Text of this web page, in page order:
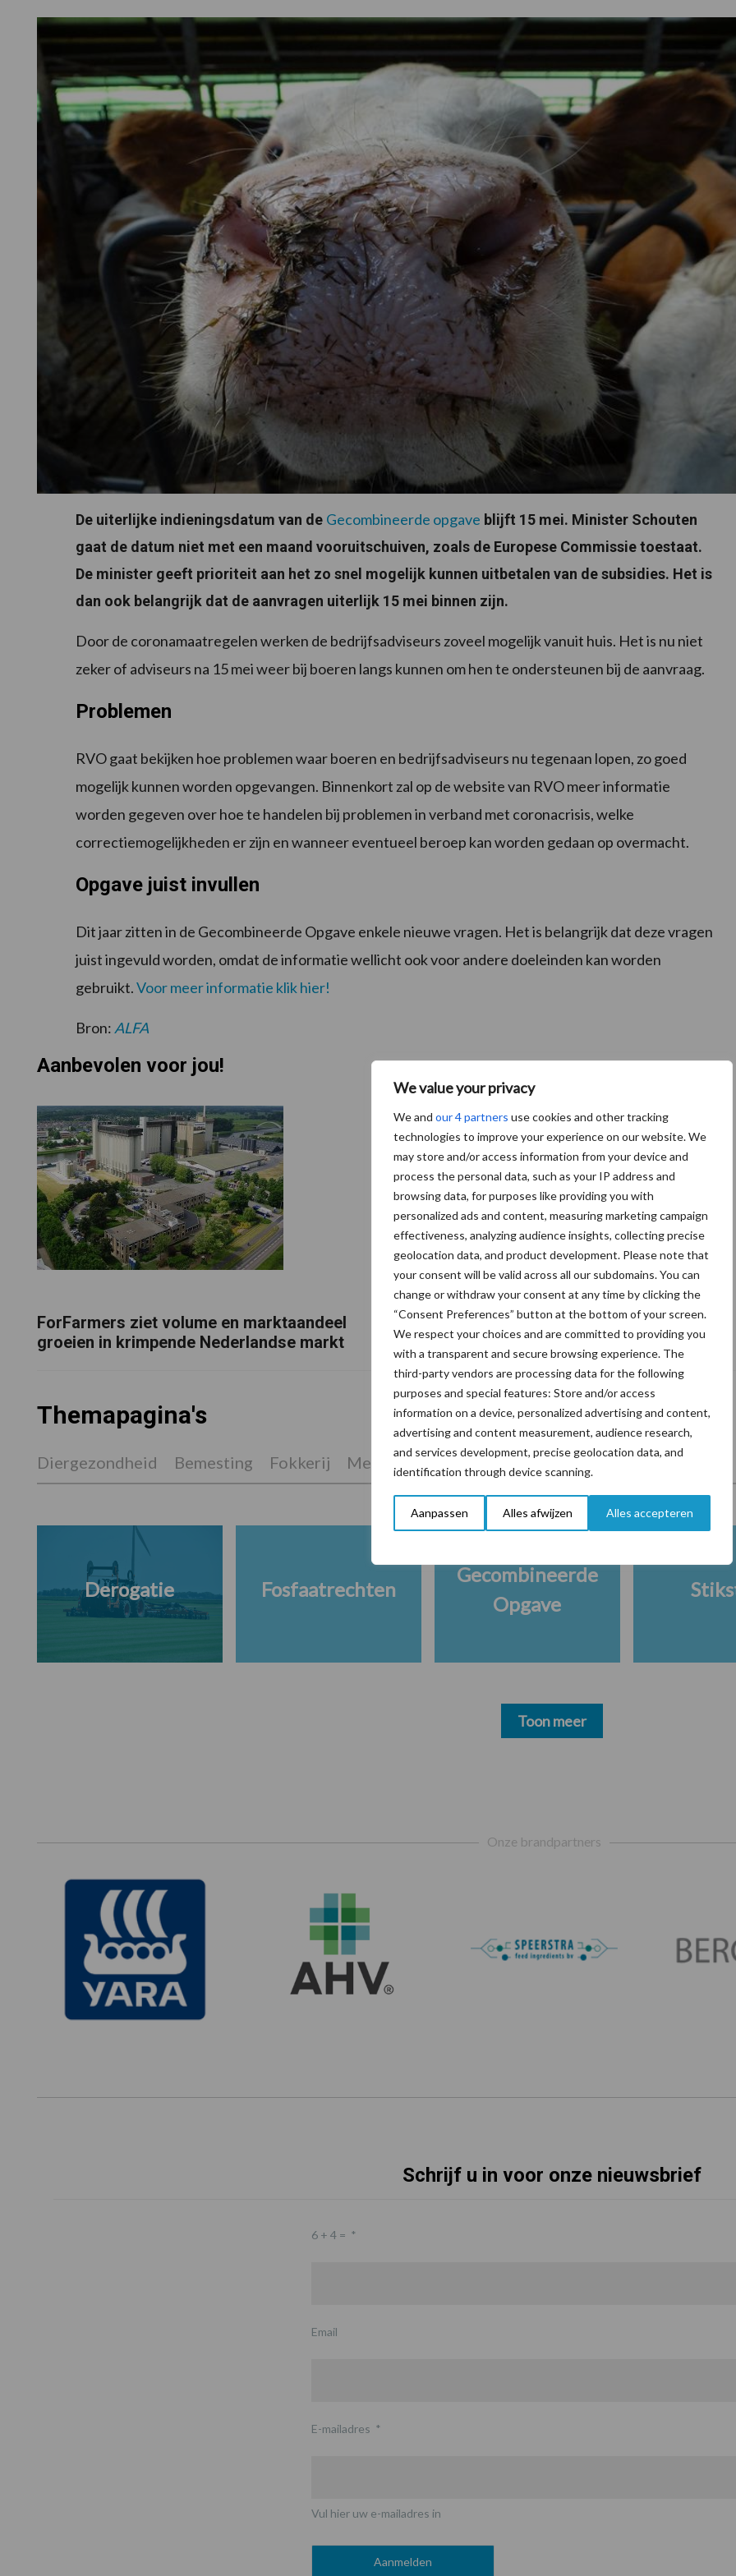
We value your privacy
We and our 4 partners use cookies and other tracking
technologies to improve your experience on our website. We
may store and/or access information from your device and
process the personal data, such as your IP address and
browsing data, for purposes like providing you with
personalized ads and content, measuring marketing campaign
effectiveness, analyzing audience insights, collecting precise
geolocation data, and product development. Please note that
your consent will be valid across all our subdomains. You can
change or withdraw your consent at any time by clicking the
“Consent Preferences” button at the bottom of your screen.
We respect your choices and are committed to providing you
with a transparent and secure browsing experience. The
third-party vendors are processing data for the following
purposes and special features: Store and/or access
information on a device, personalized advertising and content,
advertising and content measurement, audience research,
and services development, precise geolocation data, and
identification through device scanning.
Aanpassen Alles afwijzen Alles accepteren
De uiterlijke indieningsdatum van de Gecombineerde opgave blijft 15 mei. Minister Schouten
gaat de datum niet met een maand vooruitschuiven, zoals de Europese Commissie toestaat.
De minister geeft prioriteit aan het zo snel mogelijk kunnen uitbetalen van de subsidies. Het is
dan ook belangrijk dat de aanvragen uiterlijk 15 mei binnen zijn.
Door de coronamaatregelen werken de bedrijfsadviseurs zoveel mogelijk vanuit huis. Het is nu niet
zeker of adviseurs na 15 mei weer bij boeren langs kunnen om hen te ondersteunen bij de aanvraag.
Problemen
RVO gaat bekijken hoe problemen waar boeren en bedrijfsadviseurs nu tegenaan lopen, zo goed
mogelijk kunnen worden opgevangen. Binnenkort zal op de website van RVO meer informatie
worden gegeven over hoe te handelen bij problemen in verband met coronacrisis, welke
correctiemogelijkheden er zijn en wanneer eventueel beroep kan worden gedaan op overmacht.
Opgave juist invullen
Dit jaar zitten in de Gecombineerde Opgave enkele nieuwe vragen. Het is belangrijk dat deze vragen
juist ingevuld worden, omdat de informatie wellicht ook voor andere doeleinden kan worden
gebruikt.Voor meer informatie klik hier!
Bron: ALFA
Aanbevolen voor jou!
ForFarmers ziet volume en marktaandeel
groeien in krimpende Nederlandse markt
Tien praktische tips voor een langere
levensduur
Themapagina's
Diergezondheid Bemesting Fokkerij Melkveebedrijf Veevoer Wet en regelgeving
Derogatie Fosfaatrechten
Gecombineerde
Opgave
Toon meer
Onze brandpartners
Schrijf u in voor onze nieuwsbrief
6 + 4 = *
Email
E-mailadres *
Vul hier uw e-mailadres in